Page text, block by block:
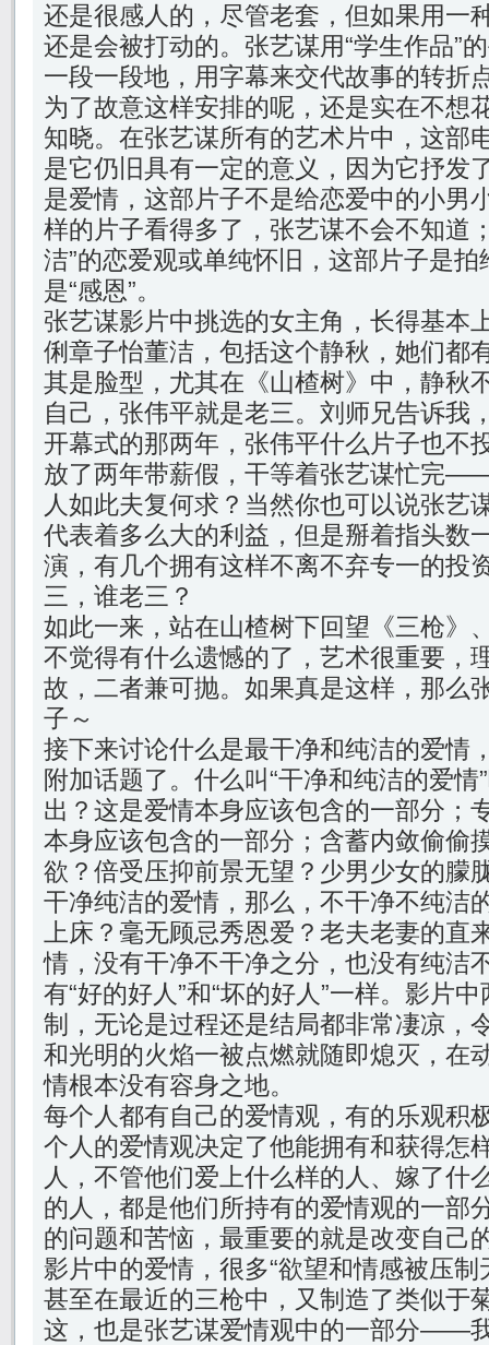
还是很感人的，尽管老套，但如果用一
还是会被打动的。张艺谋用“学生作品”
一段一段地，用字幕来交代故事的转折
为了故意这样安排的呢，还是实在不想
知晓。在张艺谋所有的艺术片中，这部
是它仍旧具有一定的意义，因为它抒发
是爱情，这部片子不是给恋爱中的小男
样的片子看得多了，张艺谋不会不知道
洁”的恋爱观或单纯怀旧，这部片子是
是“感恩”。
张艺谋影片中挑选的女主角，长得基本
俐章子怡董洁，包括这个静秋，她们都
其是脸型，尤其在《山楂树》中，静秋
自己，张伟平就是老三。刘师兄告诉我
开幕式的那两年，张伟平什么片子也不
放了两年带薪假，干等着张艺谋忙完
人如此夫复何求？当然你也可以说张艺
代表着多么大的利益，但是掰着指头数
演，有几个拥有这样不离不弃专一的投
三，谁老三？
如此一来，站在山楂树下回望《三枪》
不觉得有什么遗憾的了，艺术很重要，
故，二者兼可抛。如果真是这样，那么
子～
接下来讨论什么是最干净和纯洁的爱情
附加话题了。什么叫“干净和纯洁的爱情
出？这是爱情本身应该包含的一部分；
本身应该包含的一部分；含蓄内敛偷偷
欲？倍受压抑前景无望？少男少女的
干净纯洁的爱情，那么，不干净不纯洁
上床？毫无顾忌秀恩爱？老夫老妻的直
情，没有干净不干净之分，也没有纯洁
有“好的好人”和“坏的好人”一样。影片
制，无论是过程还是结局都非常凄凉，
和光明的火焰一被点燃就随即熄灭，在
情根本没有容身之地。
每个人都有自己的爱情观，有的乐观积
个人的爱情观决定了他能拥有和获得怎
人，不管他们爱上什么样的人、嫁了什
的人，都是他们所持有的爱情观的一部
的问题和苦恼，最重要的就是改变自己
影片中的爱情，很多“欲望和情感被压制
甚至在最近的三枪中，又制造了类似于
这，也是张艺谋爱情观中的一部分——